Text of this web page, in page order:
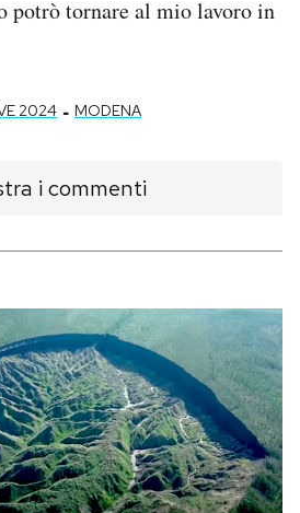
potrò tornare al mio lavoro in
2024 - MODENA
i commenti